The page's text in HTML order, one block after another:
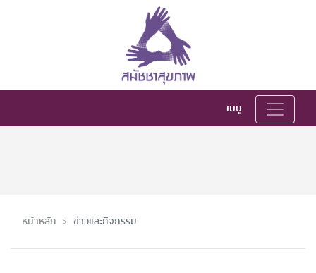
เมนู
หน้าหลัก ข่าวและกิจกรรม